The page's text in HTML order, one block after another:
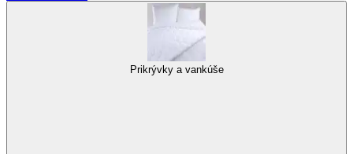
Prikrývky a vankúše